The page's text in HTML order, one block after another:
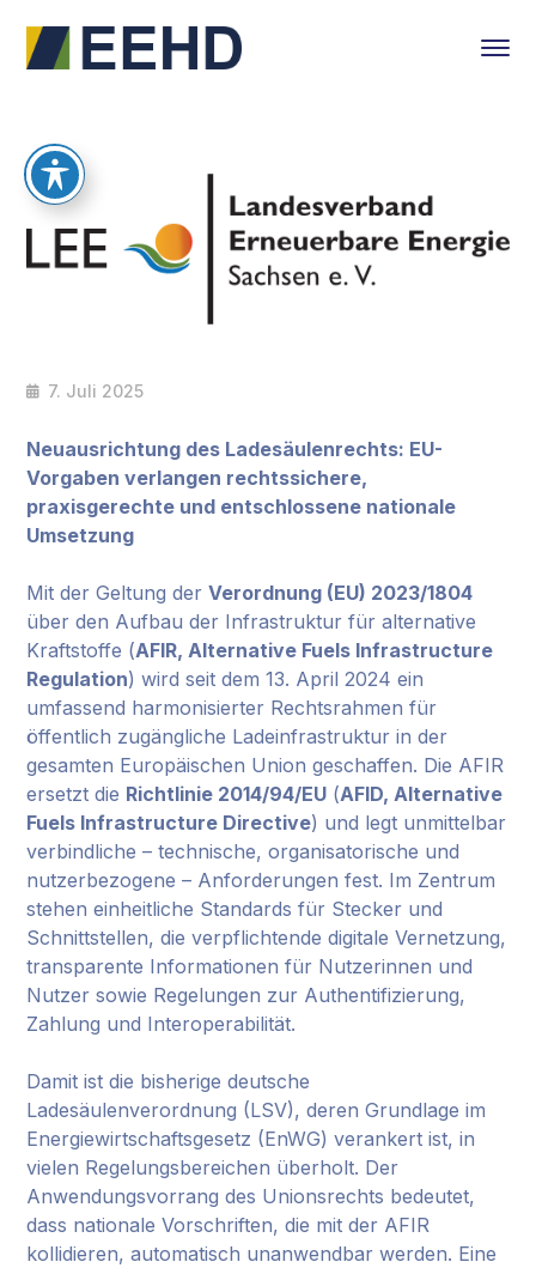
7. Juli 2025
Neuausrichtung des Ladesäulenrechts: EU-
Vorgaben verlangen rechtssichere,
praxisgerechte und entschlossene nationale
Umsetzung
Mit der Geltung derVerordnung (EU) 2023/1804
über den Aufbau der Infrastruktur für alternative
Kraftstoffe (AFIR, Alternative Fuels Infrastructure
Regulation) wird seit dem 13. April 2024 ein
umfassend harmonisierter Rechtsrahmen für
öffentlich zugängliche Ladeinfrastruktur in der
gesamten Europäischen Union geschaffen. Die AFIR
ersetzt die Richtlinie 2014/94/EU (AFID, Alternative
Fuels Infrastructure Directive) und legt unmittelbar
verbindliche – technische, organisatorische und
nutzerbezogene – Anforderungen fest. Im Zentrum
stehen einheitliche Standards für Stecker und
Schnittstellen, die verpflichtende digitale Vernetzung,
transparente Informationen für Nutzerinnen und
Nutzer sowie Regelungen zur Authentifizierung,
Zahlung und Interoperabilität.
Damit ist die bisherige deutsche
Ladesäulenverordnung (LSV), deren Grundlage im
Energiewirtschaftsgesetz (EnWG) verankert ist, in
vielen Regelungsbereichen überholt. Der
Anwendungsvorrang des Unionsrechts bedeutet,
dass nationale Vorschriften, die mit der AFIR
kollidieren, automatisch unanwendbar werden. Eine